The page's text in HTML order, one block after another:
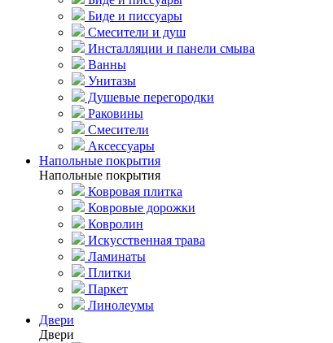
Биде и писсуары
Смесители и душ
Инсталляции и панели смыва
Ванны
Унитазы
Душевые перегородки
Раковины
Смесители
Аксессуары
Напольные покрытия
Напольные покрытия
Ковровая плитка
Ковровые дорожки
Ковролин
Искусственная трава
Ламинаты
Плитки
Паркет
Линолеумы
Двери
Двери